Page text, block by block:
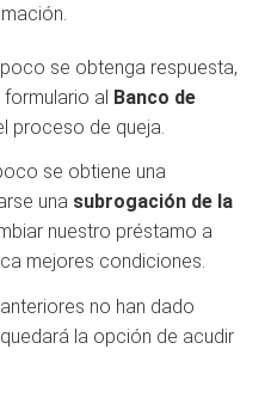
se obtenga respuesta,
al Banco de
proceso de queja.
se obtiene una
una subrogación de la
nuestro préstamo a
mejores condiciones.
no han dado
la opción de acudir